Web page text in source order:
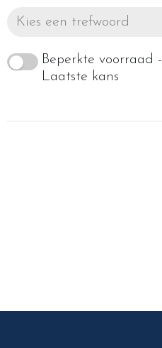
Kies een trefwoord
Beperkte voorraad -
Laatste kans